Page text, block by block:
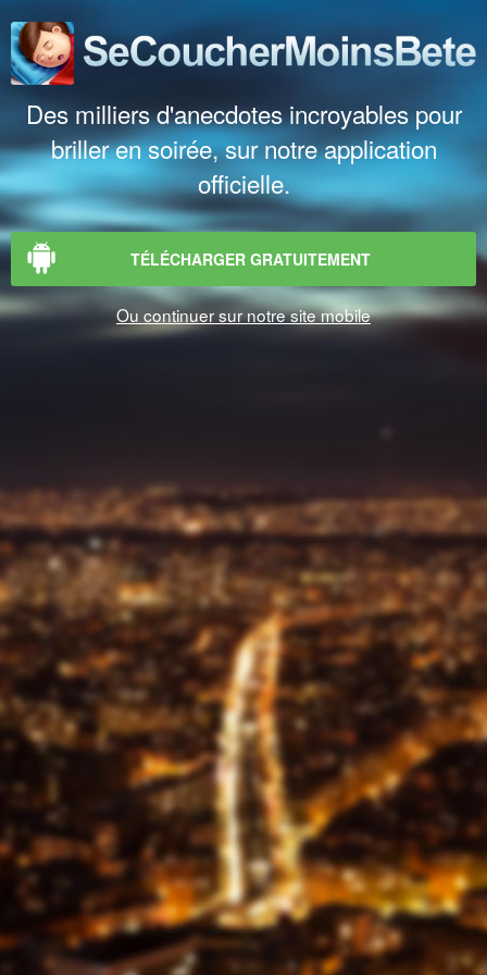
Des milliers d'anecdotes incroyables pour
briller en soirée, sur notre application
officielle.
TÉLÉCHARGER GRATUITEMENT
Ou continuer sur notre site mobile